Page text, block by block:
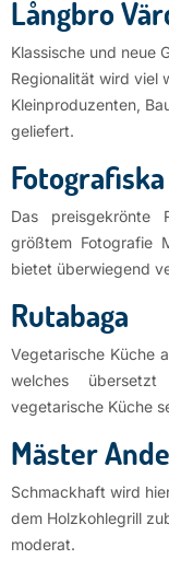
Långbro
Klassische und neue
Regionalität wird viel
Kleinproduzenten,
geliefert.
Fotografiska
Das preisgekrönte
größtem Fotografie
bietet überwiegend
Rutabaga
Vegetarische Küche
welches
vegetarische Küche
Mäster
Schmackhaft wird
dem Holzkohlegrill
moderat.